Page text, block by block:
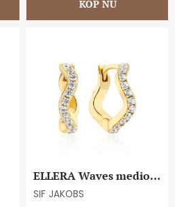
ELLERA Waves medio
earrings
SIF JAKOBS